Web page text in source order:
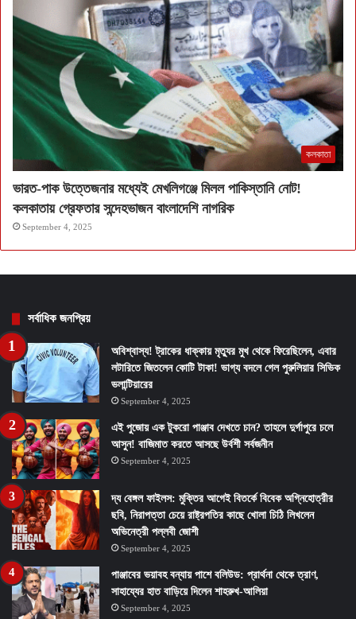
কলকাতা
ভারত-পাক উত্তেজনার মধ্যেই মেখলিগঞ্জে মিলল পাকিস্তানি নোট!
কলকাতায় গ্রেফতার সন্দেহভাজন বাংলাদেশি নাগরিক
September 4, 2025
সর্বাধিক জনপ্রিয়
অবিশ্বাস্য! ট্রাকের ধাক্কায় মৃত্যুর মুখ থেকে ফিরেছিলেন, এবার
লটারিতে জিতলেন কোটি টাকা! ভাগ্য বদলে গেল পুরুলিয়ার সিভিক
ভলান্টিয়ারের
September 4, 2025
এই পুজোয় এক টুকরো পাঞ্জাব দেখতে চান? তাহলে দুর্গাপুরে চলে
আসুন! বাজিমাত করতে আসছে উর্বশী সর্বজনীন
September 4, 2025
দ্য বেঙ্গল ফাইলস: মুক্তির আগেই বিতর্কে বিবেক অগ্নিহোত্রীর
ছবি, নিরাপত্তা চেয়ে রাষ্ট্রপতির কাছে খোলা চিঠি লিখলেন
অভিনেত্রী পল্লবী জোশী
September 4, 2025
পাঞ্জাবের ভয়াবহ বন্যায় পাশে বলিউড: প্রার্থনা থেকে ত্রাণ,
সাহায্যের হাত বাড়িয়ে দিলেন শাহরুখ-আলিয়া
September 4, 2025